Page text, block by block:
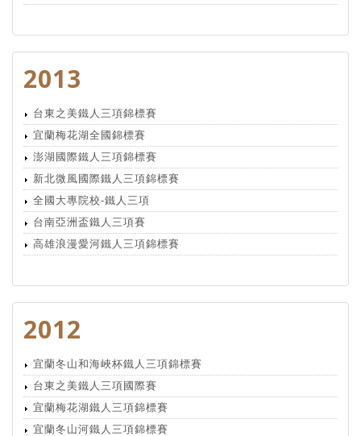
2013
台東之美鐵人三項錦標賽
宜蘭梅花湖全國錦標賽
澎湖國際鐵人三項錦標賽
新北微風國際鐵人三項錦標賽
全國大專院校-鐵人三項
台南亞洲盃鐵人三項賽
高雄浪漫愛河鐵人三項錦標賽
2012
宜蘭冬山和海峽杯鐵人三項錦標賽
台東之美鐵人三項國際賽
宜蘭梅花湖鐵人三項錦標賽
宜蘭冬山河鐵人三項錦標賽